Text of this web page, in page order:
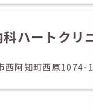
ハートクリ
西阿知町西原1074-1